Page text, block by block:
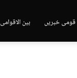
بین الاقوامی قومی خبریں